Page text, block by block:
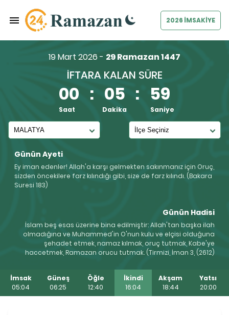
2026 İMSAKİYE
Günün Ayeti
Ey iman edenler! Allah'a karşı gelmekten sakınmanız için Oruç,
sizden öncekilere farz kılındığı gibi, size de farz kılındı. (Bakara
Suresi 183)
19 Mart 2026 - 29 Ramazan 1447
İFTARA KALAN SÜRE
00 : 05 : 59
Saat Dakika Saniye
Günün Hadisi
İslam beş esas üzerine bina edilmiştir: Allah'tan başka ilah
olmadığına ve Muhammed'in O'nun kulu ve elçisi olduğuna
şehadet etmek, namaz kılmak, oruç tutmak, Kabe'ye
haccetmek, Ramazan orucu tutmak. (Tirmizi, İman 3, (2612)
İmsak
05:04
Güneş
06:25
Öğle
12:40
İkindi
16:04
Akşam
18:44
Yatsı
20:00